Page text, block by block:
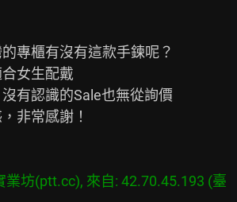
專櫃有沒有這款手鍊呢？
女生配戴
有認識的Sale也無從詢價
非常感謝！
業坊(ptt.cc), 來自: 42.70.45.193 (臺